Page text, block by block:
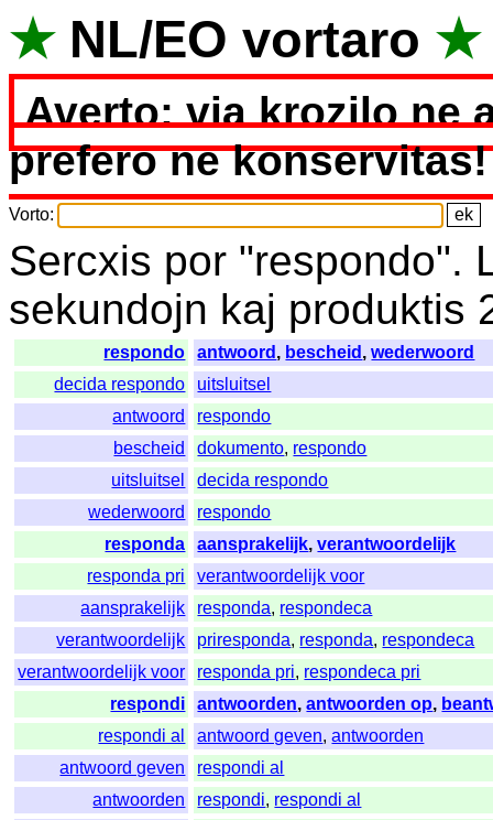
★ NL/EO vortaro ★
Averto: via krozilo ne
prefero ne konservitas!
Vorto:
Sercxis por "respondo".
sekundojn kaj produktis
respondo antwoord , bescheid ,wederwoord
decida respondo
uitsluitsel
antwoord
respondo
bescheid
dokumento, respondo
uitsluitsel
decida respondo
wederwoord
respondo
responda
aansprakelijk,verantwoordelijk
responda pri
verantwoordelijk voor
aansprakelijk
responda, respondeca
verantwoordelijk
priresponda, responda, respondeca
verantwoordelijk voor
responda pri, respondeca pri
respondi
antwoorden,antwoorden op,
respondi al
antwoord geven,antwoorden
antwoord geven
respondi al
antwoorden
respondi, respondi al